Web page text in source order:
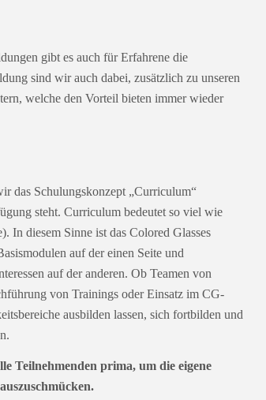
gibt es auch für Erfahrene die
sind wir auch dabei, zusätzlich zu unseren
welche den Vorteil bieten immer wieder
das Schulungskonzept „Curriculum“
steht. Curriculum bedeutet so viel wie
In diesem Sinne ist das Colored Glasses
auf der einen Seite und
auf der anderen. Ob Teamen von
von Trainings oder Einsatz im CG-
ausbilden lassen, sich fortbilden und
Teilnehmenden prima, um die eigene